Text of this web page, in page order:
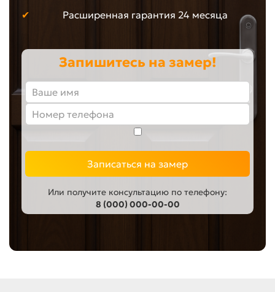
Расширенная гарантия 24 месяца
Запишитесь на замер!
Записаться на замер
Или получите консультацию по телефону:
8 (000) 000-00-00